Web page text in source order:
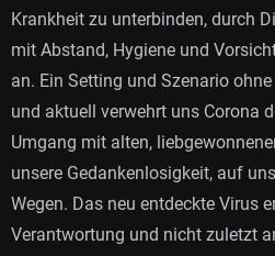
Krankheit zu unterbinden, durch
mit Abstand, Hygiene und
an. Ein Setting und Szenario
und aktuell verwehrt uns Corona
Umgang mit alten,
unsere Gedankenlosigkeit, auf
Wegen. Das neu entdeckte Virus
Verantwortung und nicht zuletzt